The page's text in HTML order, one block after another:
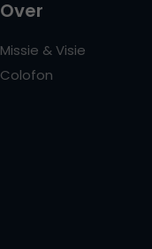
Over
Missie & Visie
Colofon